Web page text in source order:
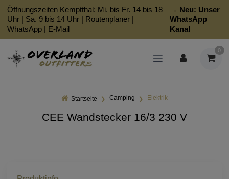
Öffnungszeiten Kemptthal: Mi. bis Fr. 14 bis 18
Uhr | Sa. 9 bis 14 Uhr | Routenplaner |
WhatsApp | E-Mail
→ Neu: Unser
WhatsApp
Kanal
0
Startseite Camping Elektrik
CEE Wandstecker 16/3 230 V